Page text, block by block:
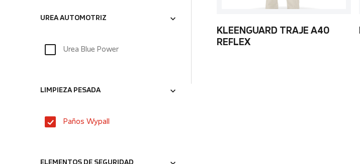
UREA AUTOMOTRIZ
Urea Blue Power
LIMPIEZA PESADA
Paños Wypall
KLEENGUARD TRAJE A40
REFLEX